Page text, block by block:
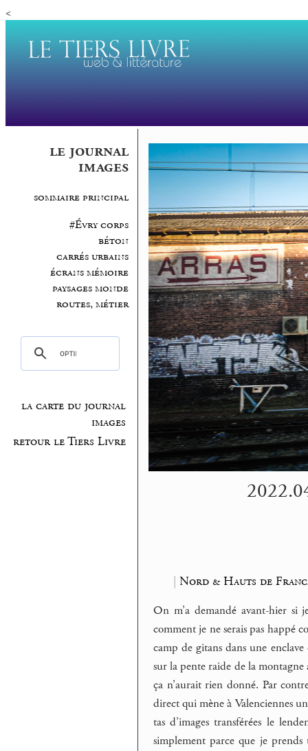
<
le journal
images
sommaire principal
#Évry corps
béton
carrés urbains
écrans mémoire
paysages monde
routes, métier
la carte du journal
images
retour le Tiers Livre
| Nord & Hauts de
On m’a demandé avant-hier si
comment je ne serais pas happé
camp de gitans dans une
sur la pente raide de la montagne
ça n’aurait rien donné. Par
direct qui mène à Valenciennes
tas d’images transférées le
simplement parce que je